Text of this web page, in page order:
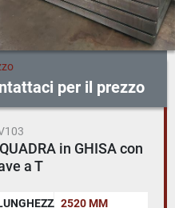
per il prezzo
in GHISA con
a T
2520 MM